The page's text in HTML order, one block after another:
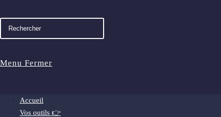
Menu Fermer
Accueil
Vos outils 👉